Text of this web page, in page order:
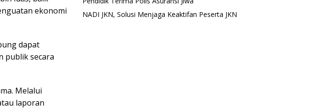
ekonomi
dapat
publik secara
Melalui
laporan
NADI JKN, Solusi Menjaga Keaktifan Peserta JKN